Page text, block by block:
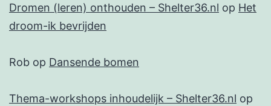
Dromen (leren) onthouden – Shelter36.nl op Het
droom-ik bevrijden
Rob op Dansende bomen
Thema-workshops inhoudelijk – Shelter36.nl op